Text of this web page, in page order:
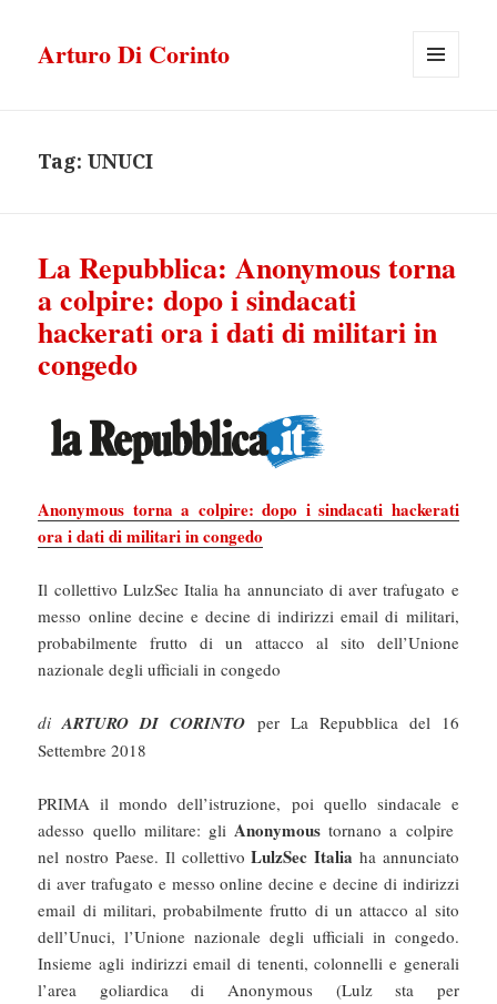
Arturo Di Corinto
Tag:UNUCI
La Repubblica: Anonymous torna
a colpire: dopo i sindacati
hackerati ora i dati di militari in
congedo
Anonymous torna a colpire: dopo i sindacati hackerati
ora i dati di militari in congedo
Il collettivo LulzSec Italia ha annunciato di aver trafugato e
messo online decine e decine di indirizzi email di militari,
probabilmente frutto di un attacco al sito dell’Unione
nazionale degli ufficiali in congedo
diARTURO DI CORINTO per La Repubblica del 16
Settembre 2018
PRIMA il mondo dell’istruzione, poi quello sindacale e
adesso quello militare: gliAnonymous tornano a colpire
nel nostro Paese. Il collettivoLulzSec Italia ha annunciato
di aver trafugato e messo online decine e decine di indirizzi
email di militari, probabilmente frutto di un attacco al sito
dell’Unuci, l’Unione nazionale degli ufficiali in congedo.
Insieme agli indirizzi email di tenenti, colonnelli e generali
l’area goliardica di Anonymous (Lulz sta per